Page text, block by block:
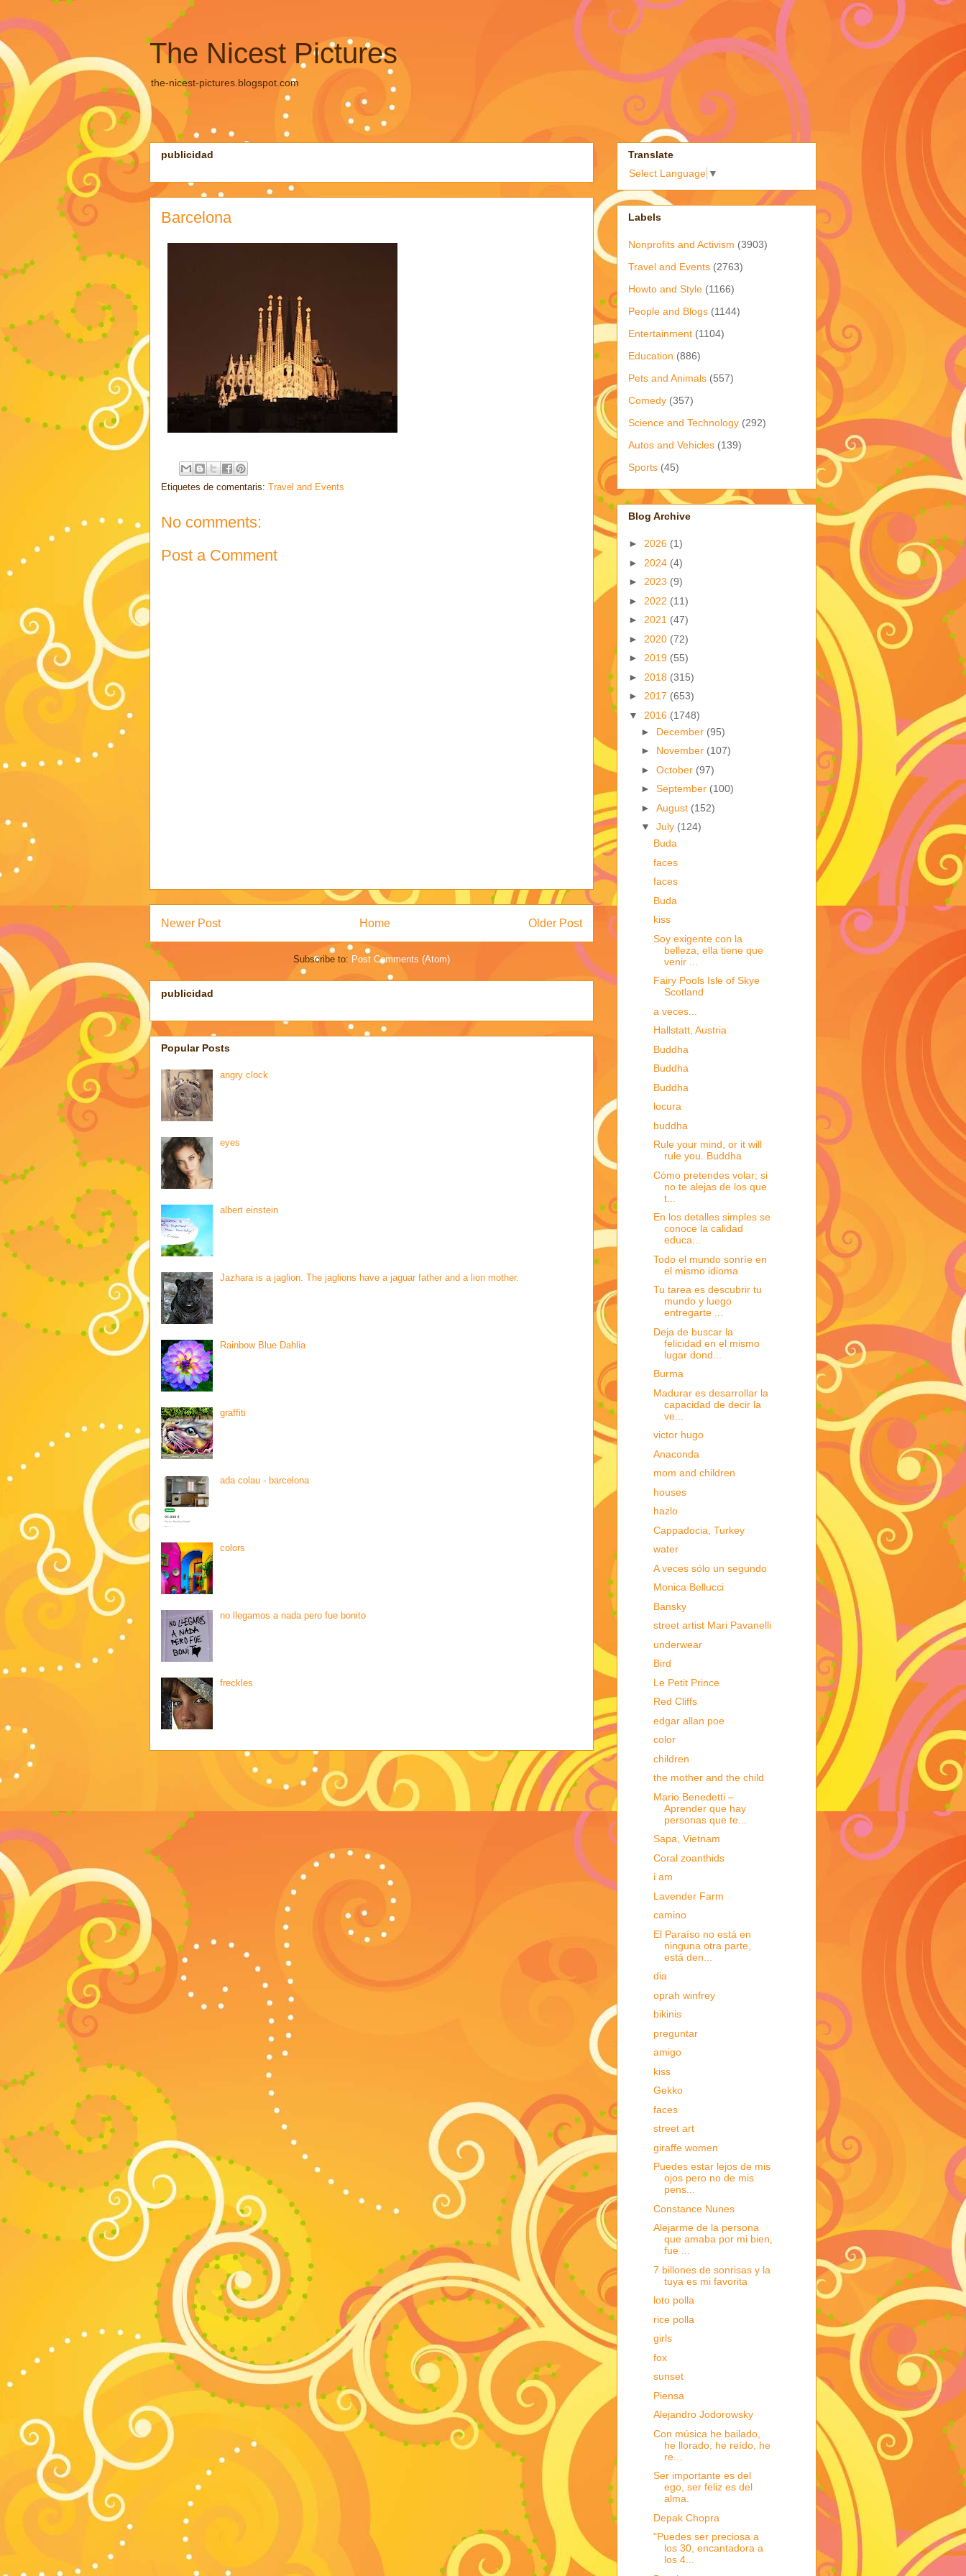
The Nicest Pictures
the-nicest-pictures.blogspot.com
publicidad
Barcelona
Etiquetes de comentaris: Travel and Events
No comments:
Post a Comment
Newer Post Older Post
Home
Subscribe to: Post Comments (Atom)
publicidad
Popular Posts
angry clock
eyes
albert einstein
Jazhara is a jaglion. The jaglions have a jaguar father and a lion mother.
Rainbow Blue Dahlia
graffiti
ada colau - barcelona
colors
no llegamos a nada pero fue bonito
freckles
Translate
Select Language ▼
Labels
Nonprofits and Activism (3903)
Travel and Events (2763)
Howto and Style (1166)
People and Blogs (1144)
Entertainment (1104)
Education (886)
Pets and Animals (557)
Comedy (357)
Science and Technology (292)
Autos and Vehicles (139)
Sports (45)
Blog Archive
► 2026 (1)
► 2024 (4)
► 2023 (9)
► 2022 (11)
► 2021 (47)
► 2020 (72)
► 2019 (55)
► 2018 (315)
► 2017 (653)
▼ 2016 (1748)
► December (95)
► November (107)
► October (97)
► September (100)
► August (152)
▼ July (124)
Buda
faces
faces
Buda
kiss
Soy exigente con la
belleza, ella tiene que
venir ...
Fairy Pools Isle of Skye
Scotland
a veces...
Hallstatt, Austria
Buddha
Buddha
Buddha
locura
buddha
Rule your mind, or it will
rule you. Buddha
Cómo pretendes volar; si
no te alejas de los que
t...
En los detalles simples se
conoce la calidad
educa...
Todo el mundo sonríe en
el mismo idioma
Tu tarea es descubrir tu
mundo y luego
entregarte ...
Deja de buscar la
felicidad en el mismo
lugar dond...
Burma
Madurar es desarrollar la
capacidad de decir la
ve...
victor hugo
Anaconda
mom and children
houses
hazlo
Cappadocia, Turkey
water
A veces sólo un segundo
Monica Bellucci
Bansky
street artist Mari Pavanelli
underwear
Bird
Le Petit Prince
Red Cliffs
edgar allan poe
color
children
the mother and the child
Mario Benedetti –
Aprender que hay
personas que te...
Sapa, Vietnam
Coral zoanthids
i am
Lavender Farm
camino
El Paraíso no está en
ninguna otra parte,
está den...
dia
oprah winfrey
bikinis
preguntar
amigo
kiss
Gekko
faces
street art
giraffe women
Puedes estar lejos de mis
ojos pero no de mis
pens...
Constance Nunes
Alejarme de la persona
que amaba por mi bien,
fue ...
7 billones de sonrisas y la
tuya es mi favorita
loto polla
rice polla
girls
fox
sunset
Piensa
Alejandro Jodorowsky
Con música he bailado,
he llorado, he reído, he
re...
Ser importante es del
ego, ser feliz es del
alma.
Depak Chopra
"Puedes ser preciosa a
los 30, encantadora a
los 4...